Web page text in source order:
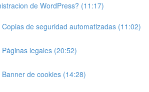
de WordPress? (11:17)
Copias de seguridad automatizadas (11:02)
legales (20:52)
de cookies (14:28)